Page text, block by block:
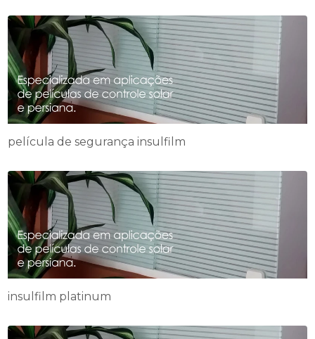
película de segurança insulfilm
insulfilm platinum